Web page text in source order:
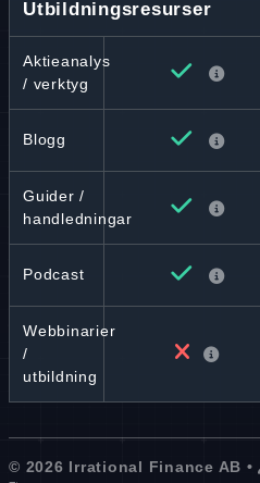
Utbildningsresurser
Aktieanalys
/ verktyg
Blogg
Guider /
handledningar
Podcast
Webbinarier
/
utbildning
© 2026 Irrational Finance AB •